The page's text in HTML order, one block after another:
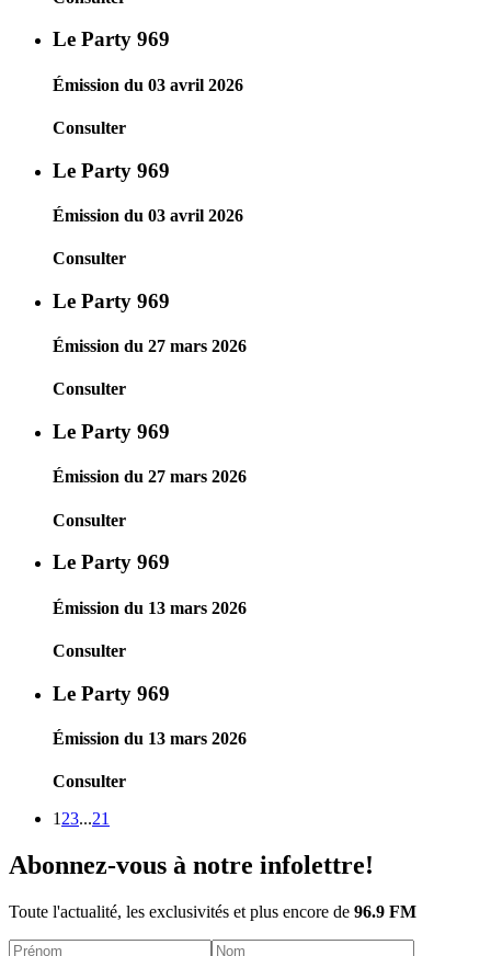
Le Party 969
Émission du 03 avril 2026
Consulter
Le Party 969
Émission du 03 avril 2026
Consulter
Le Party 969
Émission du 27 mars 2026
Consulter
Le Party 969
Émission du 27 mars 2026
Consulter
Le Party 969
Émission du 13 mars 2026
Consulter
Le Party 969
Émission du 13 mars 2026
Consulter
1 23...21
Abonnez-vous à notre infolettre!
Toute l'actualité, les exclusivités et plus encore de 96.9 FM